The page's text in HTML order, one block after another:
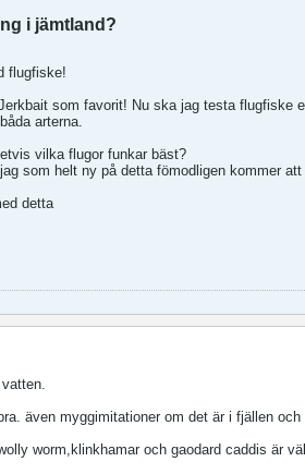
i jämtland?
flugfiske!
som favorit! Nu ska jag testa flugfiske
arterna.
vilka flugor funkar bäst?
som helt ny på detta fömodligen kommer
detta
även myggimitationer om det är i fjällen
worm,klinkhamar och gaodard caddis är